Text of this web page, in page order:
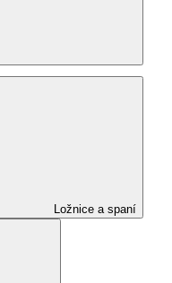
Ložnice a spaní